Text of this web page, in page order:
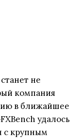
не
компания
в ближайшее
удалось
с крупным